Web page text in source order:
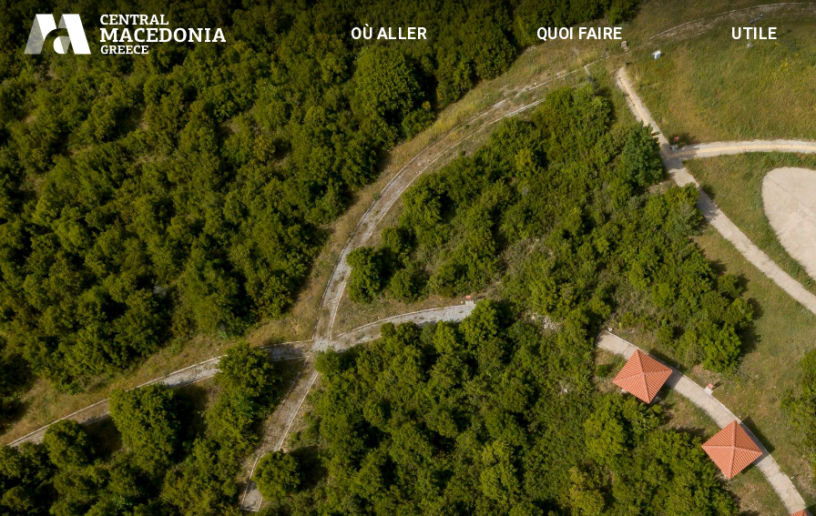
OÙ ALLER QUOI FAIRE UTILE